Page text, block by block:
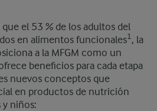
el 53 % de los adultos del
en alimentos funcionales1, la
a la MFGM como un
beneficios para cada etapa
nuevos conceptos que
en productos de nutrición
y niños: